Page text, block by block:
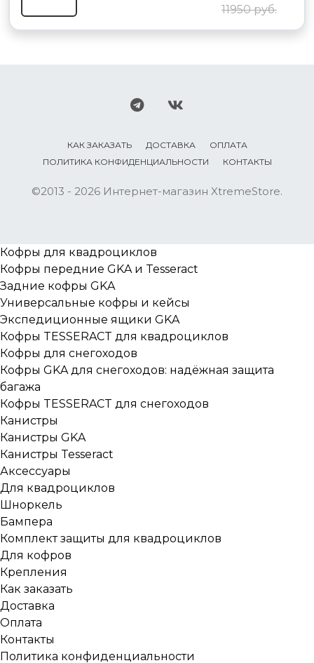
11950 руб.
КАК ЗАКАЗАТЬ ДОСТАВКА
ОПЛАТА
ПОЛИТИКА КОНФИДЕНЦИАЛЬНОСТИ
КОНТАКТЫ
©2013 - 2026 Интернет-магазин XtremeStore.
Кофры для квадроциклов
Кофры передние GKA и Tesseract
Задние кофры GKA
Универсальные кофры и кейсы
Экспедиционные ящики GKA
Кофры TESSERACT для квадроциклов
Кофры для снегоходов
Кофры GKA для снегоходов: надёжная защита
багажа
Кофры TESSERACT для снегоходов
Канистры
Канистры GKA
Канистры Tesseract
Аксессуары
Для квадроциклов
Шноркель
Бампера
Комплект защиты для квадроциклов
Для кофров
Крепления
Как заказать
Доставка
Оплата
Контакты
Политика конфиденциальности